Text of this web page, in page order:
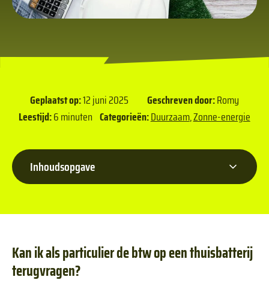
Geplaatst op:12 juni 2025 Geschreven door:Romy
Leestijd:6 minuten Categorieën:Duurzaam,Zonne-energie
Kan ik als particulier de btw op een thuisbatterij
terugvragen?
Inhoudsopgave